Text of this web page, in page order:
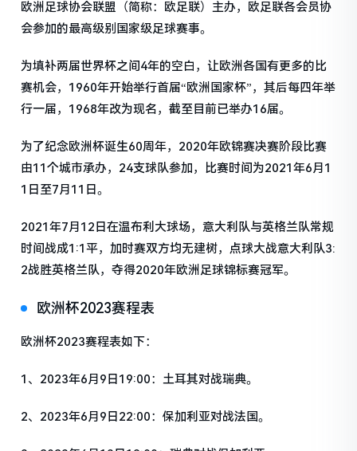
欧洲足球协会联盟（简称：欧足联）主办，欧足联各会员协
会参加的最高级别国家级足球赛事。
为填补两届世界杯之间4年的空白，让欧洲各国有更多的比
赛机会，1960年开始举行首届“欧洲国家杯”，其后每四年举
行一届，1968年改为现名，截至目前已举办16届。
为了纪念欧洲杯诞生60周年，2020年欧锦赛决赛阶段比赛
由11个城市承办，24支球队参加，比赛时间为2021年6月1
1日至7月11日。
2021年7月12日在温布利大球场，意大利队与英格兰队常规
时间战成1:1平，加时赛双方均无建树，点球大战意大利队3:
2战胜英格兰队，夺得2020年欧洲足球锦标赛冠军。
欧洲杯2023赛程表
欧洲杯2023赛程表如下：
1、2023年6月9日19:00：土耳其对战瑞典。
2、2023年6月9日22:00：保加利亚对战法国。